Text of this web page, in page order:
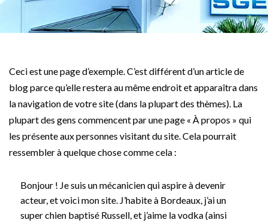
Ceci est une page d’exemple. C’est différent d’un article de
blog parce qu’elle restera au même endroit et apparaîtra dans
la navigation de votre site (dans la plupart des thèmes). La
plupart des gens commencent par une page « À propos » qui
les présente aux personnes visitant du site. Cela pourrait
ressembler à quelque chose comme cela :
Bonjour ! Je suis un mécanicien qui aspire à devenir
acteur, et voici mon site. J’habite à Bordeaux, j’ai un
super chien baptisé Russell, et j’aime la vodka (ainsi